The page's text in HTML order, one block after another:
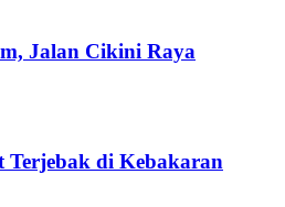
Jalan Cikini Raya
Terjebak di Kebakaran